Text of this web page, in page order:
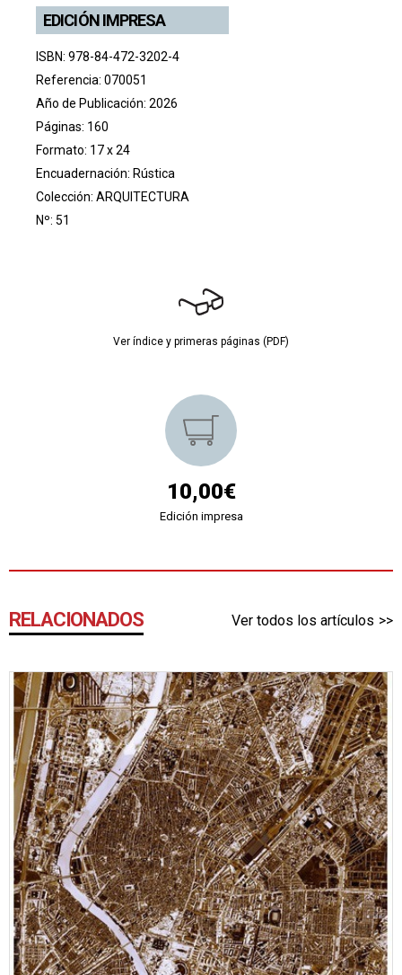
EDICIÓN IMPRESA
ISBN: 978-84-472-3202-4
Referencia: 070051
Año de Publicación: 2026
Páginas: 160
Formato: 17 x 24
Encuadernación: Rústica
Colección: ARQUITECTURA
Nº: 51
Ver índice y primeras páginas (PDF)
10,00€
Edición impresa
RELACIONADOS Ver todos los artículos